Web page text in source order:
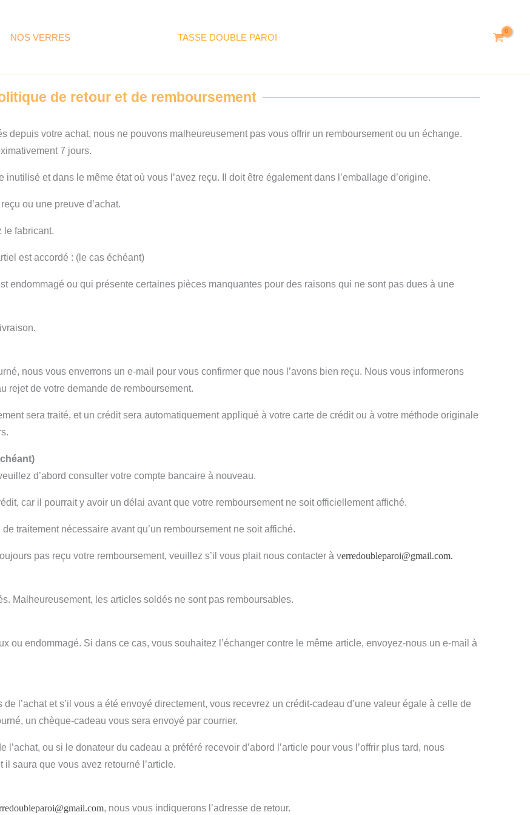
NOS VERRES TASSE DOUBLE PAROI
de retour et de remboursement
depuis votre achat, nous ne pouvons malheureusement pas vous offrir un remboursement ou un échange.
7 jours.
inutilisé et dans le même état où vous l’avez reçu. Il doit être également dans l’emballage d’origine.
ou une preuve d’achat.
le fabricant.
est accordé : (le cas échéant)
endommagé ou qui présente certaines pièces manquantes pour des raisons qui ne sont pas dues à une
nous vous enverrons un e-mail pour vous confirmer que nous l’avons bien reçu. Nous vous informerons
rejet de votre demande de remboursement.
sera traité, et un crédit sera automatiquement appliqué à votre carte de crédit ou à votre méthode originale
d’abord consulter votre compte bancaire à nouveau.
car il pourrait y avoir un délai avant que votre remboursement ne soit officiellement affiché.
traitement nécessaire avant qu’un remboursement ne soit affiché.
pas reçu votre remboursement, veuillez s’il vous plait nous contacter à verredoubleparoi@gmail.com.
Malheureusement, les articles soldés ne sont pas remboursables.
ou endommagé. Si dans ce cas, vous souhaitez l’échanger contre le même article, envoyez-nous un e-mail à
l’achat et s’il vous a été envoyé directement, vous recevrez un crédit-cadeau d’une valeur égale à celle de
un chèque-cadeau vous sera envoyé par courrier.
l’achat, ou si le donateur du cadeau a préféré recevoir d’abord l’article pour vous l’offrir plus tard, nous
saura que vous avez retourné l’article.
, nous vous indiquerons l’adresse de retour.